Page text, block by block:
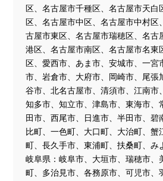
区、名古屋市千種区、名古屋市天白
区、名古屋市中区、名古屋市中村区
古屋市東区、名古屋市瑞穂区、名古
港区、名古屋市南区、名古屋市名東
区、愛西市、あま市、安城市、一宮
市、岩倉市、大府市、岡崎市、尾張
谷市、北名古屋市、清須市、江南市
知多市、知立市、津島市、東海市、
田市、西尾市、日進市、半田市、碧
比町、一色町、大口町、大治町、蟹
町、長久手市、東浦町、扶桑町、み
岐阜県：岐阜市、大垣市、瑞穂市、
町、多治見市、各務原市、可児市、